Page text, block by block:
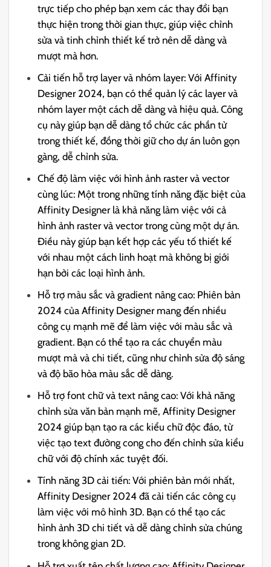
trực tiếp cho phép bạn xem các thay đổi bạn
thực hiện trong thời gian thực, giúp việc chỉnh
sửa và tinh chỉnh thiết kế trở nên dễ dàng và
mượt mà hơn.
Cải tiến hỗ trợ layer và nhóm layer: Với Affinity
Designer 2024, bạn có thể quản lý các layer và
nhóm layer một cách dễ dàng và hiệu quả. Công
cụ này giúp bạn dễ dàng tổ chức các phần tử
trong thiết kế, đồng thời giữ cho dự án luôn gọn
gàng, dễ chỉnh sửa.
Chế độ làm việc với hình ảnh raster và vector
cùng lúc: Một trong những tính năng đặc biệt của
Affinity Designer là khả năng làm việc với cả
hình ảnh raster và vector trong cùng một dự án.
Điều này giúp bạn kết hợp các yếu tố thiết kế
với nhau một cách linh hoạt mà không bị giới
hạn bởi các loại hình ảnh.
Hỗ trợ màu sắc và gradient nâng cao: Phiên bản
2024 của Affinity Designer mang đến nhiều
công cụ mạnh mẽ để làm việc với màu sắc và
gradient. Bạn có thể tạo ra các chuyển màu
mượt mà và chi tiết, cũng như chỉnh sửa độ sáng
và độ bão hòa màu sắc dễ dàng.
Hỗ trợ font chữ và text nâng cao: Với khả năng
chỉnh sửa văn bản mạnh mẽ, Affinity Designer
2024 giúp bạn tạo ra các kiểu chữ độc đáo, từ
việc tạo text đường cong cho đến chỉnh sửa kiểu
chữ với độ chính xác tuyệt đối.
Tính năng 3D cải tiến: Với phiên bản mới nhất,
Affinity Designer 2024 đã cải tiến các công cụ
làm việc với mô hình 3D. Bạn có thể tạo các
hình ảnh 3D chi tiết và dễ dàng chỉnh sửa chúng
trong không gian 2D.